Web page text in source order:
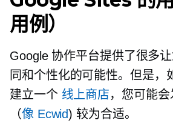
用例）
Google 协作平台提供了很多
同和个性化的可能性。但是，
建立一个 线上商店，您可能
（像 Ecwid) 较为合适。